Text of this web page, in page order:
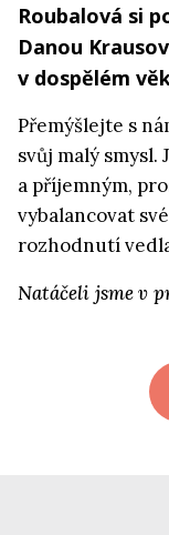
Roubalová si
Danou
v dospělém
Přemýšlejte s
svůj malý
a příjemným,
vybalancovat
rozhodnutí
Natáčeli jsme v